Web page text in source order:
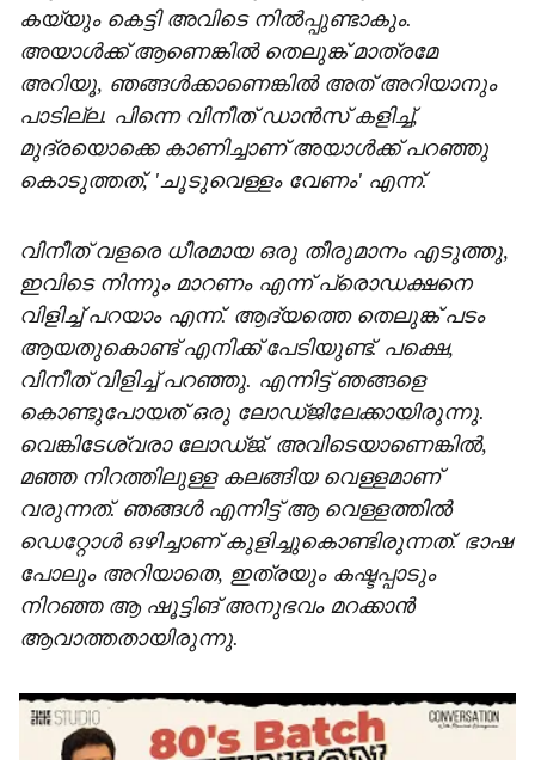
കയ്യും കെട്ടി അവിടെ നിൽപ്പുണ്ടാകും.
അയാൾക്ക് ആണെങ്കിൽ തെലുങ്ക് മാത്രമേ
അറിയൂ, ഞങ്ങൾക്കാണെങ്കിൽ അത് അറിയാനും
പാടില്ല. പിന്നെ വിനീത് ഡാൻസ് കളിച്ച്,
മുദ്രയൊക്കെ കാണിച്ചാണ് അയാൾക്ക് പറഞ്ഞു
കൊടുത്തത്, 'ചൂടുവെള്ളം വേണം' എന്ന്.
വിനീത് വളരെ ധീരമായ ഒരു തീരുമാനം എടുത്തു,
ഇവിടെ നിന്നും മാറണം എന്ന് പ്രൊഡക്ഷനെ
വിളിച്ച് പറയാം എന്ന്. ആദ്യത്തെ തെലുങ്ക് പടം
ആയതുകൊണ്ട് എനിക്ക് പേടിയുണ്ട്. പക്ഷെ,
വിനീത് വിളിച്ച് പറഞ്ഞു. എന്നിട്ട് ഞങ്ങളെ
കൊണ്ടുപോയത് ഒരു ലോഡ്ജിലേക്കായിരുന്നു.
വെങ്കിടേശ്വരാ ലോഡ്ജ്. അവിടെയാണെങ്കിൽ,
മഞ്ഞ നിറത്തിലുള്ള കലങ്ങിയ വെള്ളമാണ്
വരുന്നത്. ഞങ്ങൾ എന്നിട്ട് ആ വെള്ളത്തിൽ
ഡെറ്റോൾ ഒഴിച്ചാണ് കുളിച്ചുകൊണ്ടിരുന്നത്. ഭാഷ
പോലും അറിയാതെ, ഇത്രയും കഷ്ടപ്പാടും
നിറഞ്ഞ ആ ഷൂട്ടിങ് അനുഭവം മറക്കാൻ
ആവാത്തതായിരുന്നു.